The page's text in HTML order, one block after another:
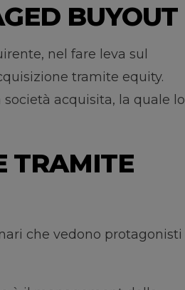
BUYOUT
nel fare leva sul
tramite equity.
acquisita, la quale lo
TRAMITE
che vedono protagonisti